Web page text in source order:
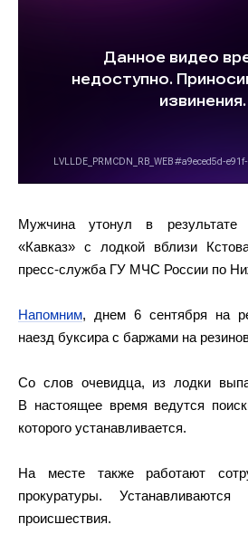
Мужчина утонул в результате
«Кавказ» с лодкой вблизи
пресс-служба ГУ МЧС России по
Напомним, днем 6 сентября на
наезд буксира с баржами на
Со слов очевидца, из лодки
В настоящее время ведутся
которого устанавливается.
На месте также работают
прокуратуры. Устанавливаются
происшествия.